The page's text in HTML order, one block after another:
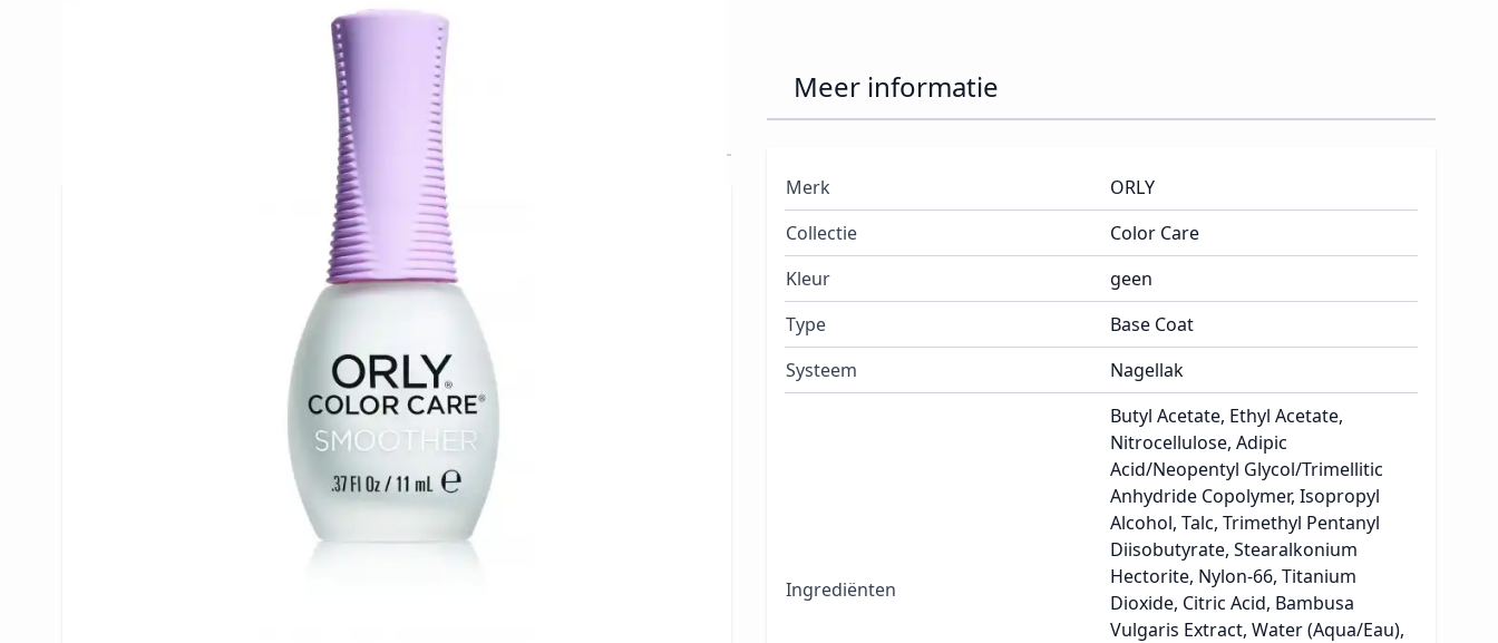
ORLY Color Care Smoother 11ml
– Ridge Filler Base Coat
ORLY Color Care Smoother 11ml – Ridge Filler Base Coat
De ORLY Color Care Smoother is eenegaliserende base coat
oneffenheden en ribbels in de nagel opvult.
zorgt voor een glad oppervlak, waardoor nagellak beter hecht en
Ideaal voor nagels met zichtbare ribbels of beschadigingen en
voor wie een strakke, professionele manicure wil.
Egaliseert ribbels en oneffenheden
De ridge filler formule vult kleine groeven en oneffenheden op.
✔ maakt het nageloppervlak glad
✔ vermindert zichtbare ribbels
Meer informatie
Merk
ORLY
Collectie
Color Care
Kleur
geen
Type
Base Coat
Systeem
Nagellak
Ingrediënten
Butyl Acetate, Ethyl Acetate,
Nitrocellulose, Adipic
Acid/Neopentyl Glycol/Trimellitic
Anhydride Copolymer, Isopropyl
Alcohol, Talc, Trimethyl Pentanyl
Diisobutyrate, Stearalkonium
Hectorite, Nylon-66, Titanium
Dioxide, Citric Acid, Bambusa
Vulgaris Extract, Water (Aqua/Eau),